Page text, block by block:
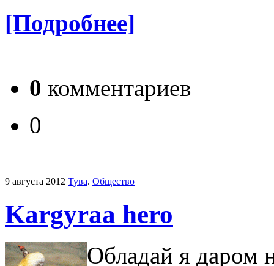
[Подробнее]
0 комментариев
0
9 августа 2012 Тува. Общество
Kargyraa hero
Обладай я даром